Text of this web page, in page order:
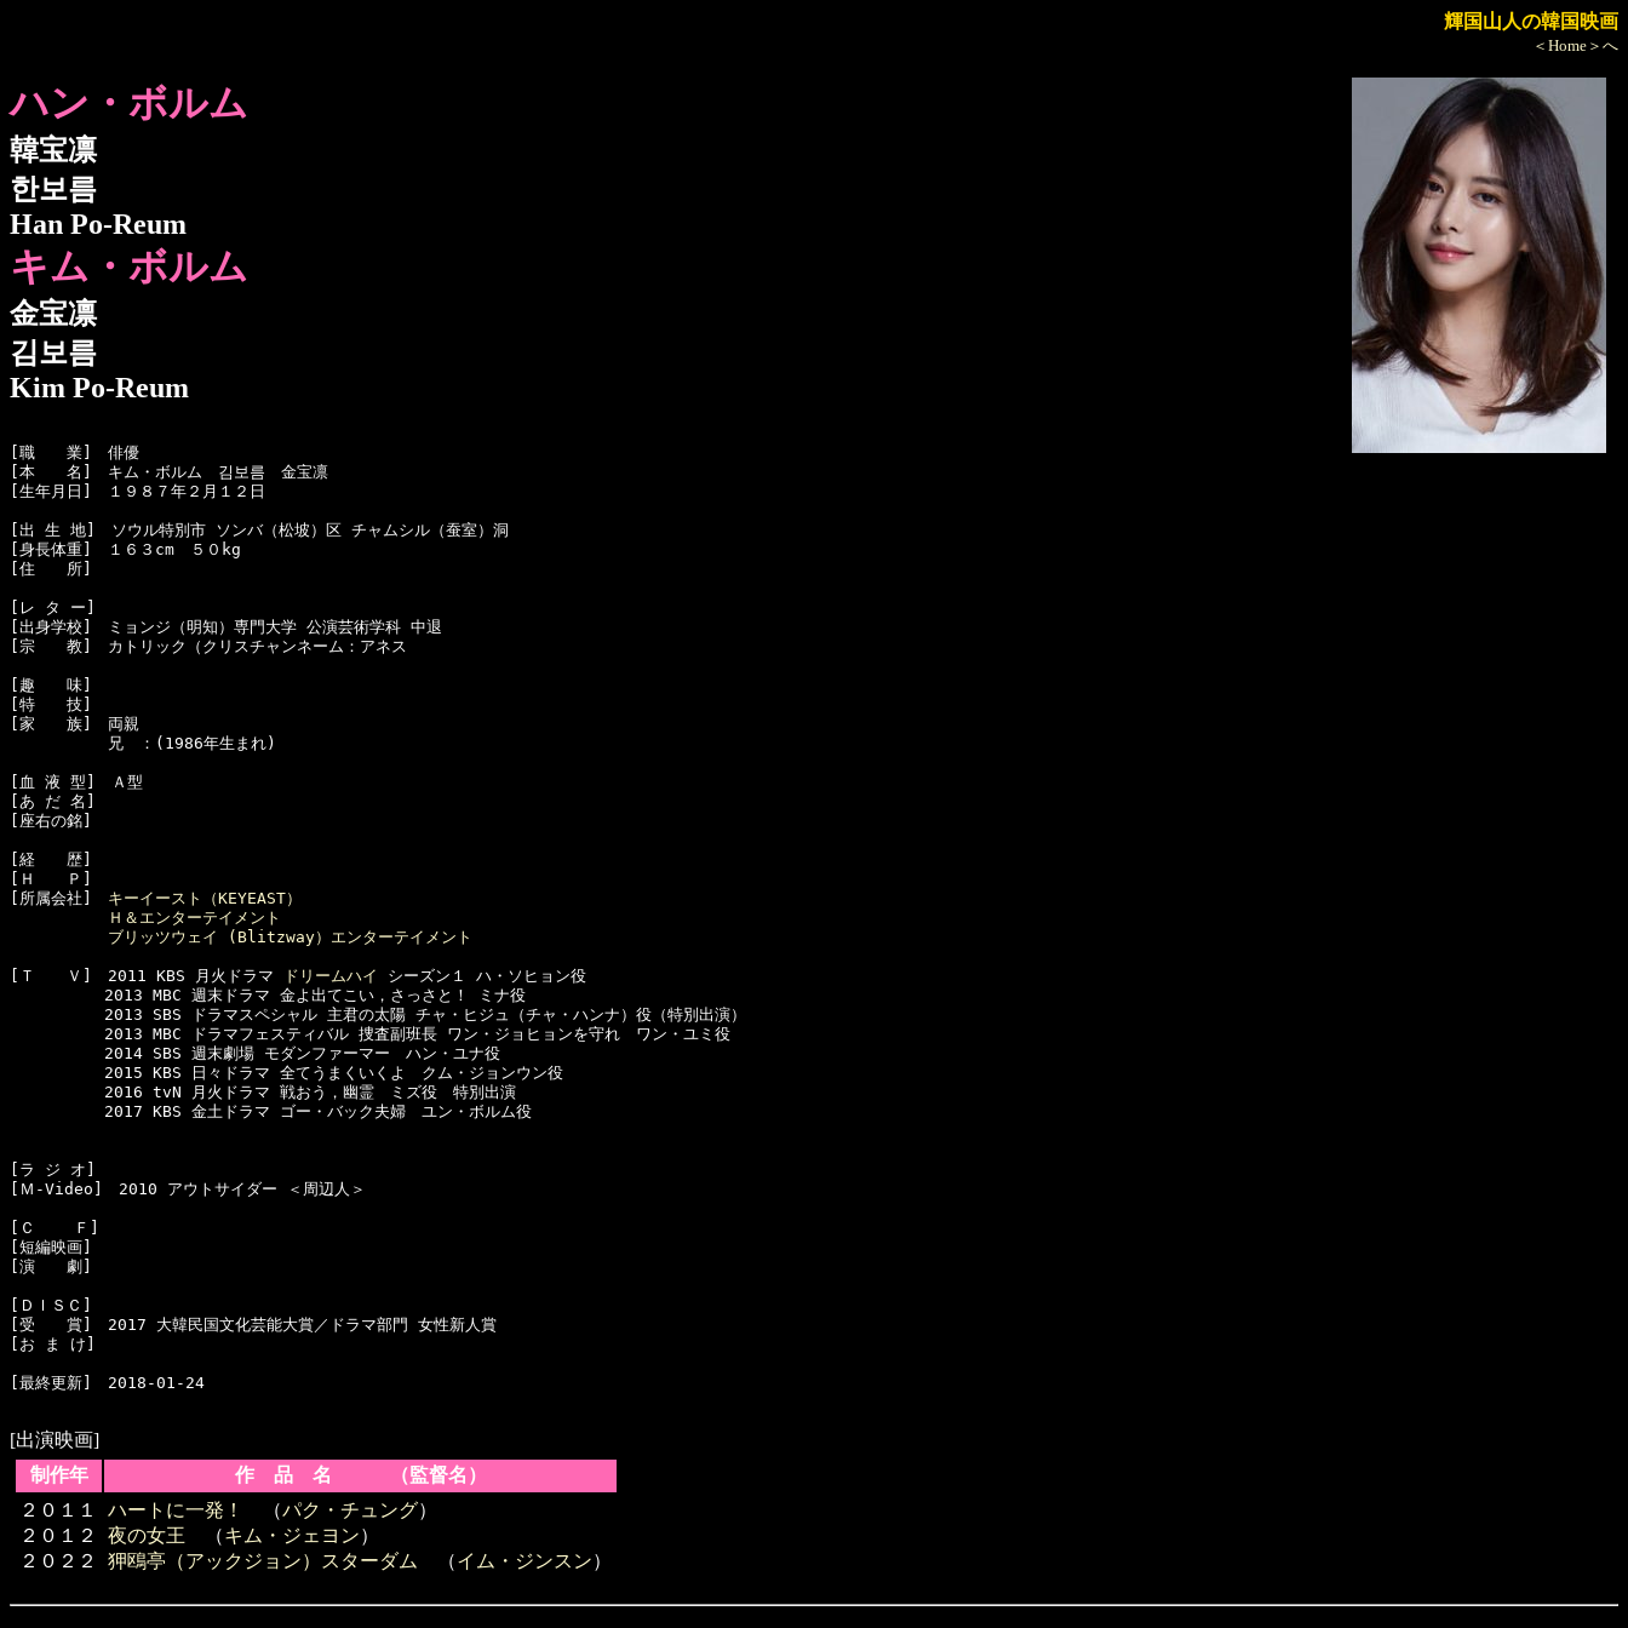
輝国山人の韓国映画
＜Home＞へ
ハン・ボルム
韓宝凛
한보름
Han Po-Reum
キム・ボルム
金宝凛
김보름
Kim Po-Reum
[職　　業]　俳優
[本　　名]　キム・ボルム　김보름　金宝凛
[生年月日]　１９８７年２月１２日
[出 生 地]　ソウル特別市 ソンバ（松坡）区 チャムシル（蚕室）洞
[身長体重]　１６３cm　５０kg
[住　　所]
[レ タ ー]
[出身学校]　ミョンジ（明知）専門大学 公演芸術学科 中退
[宗　　教]　カトリック（クリスチャンネーム：アネス
[趣　　味]
[特　　技]
[家　　族]　両親
  　　　　　兄　：(1986年生まれ)
[血 液 型]　Ａ型
[あ だ 名]
[座右の銘]
[経　　歴]
[Ｈ　　Ｐ]
[所属会社] キーイースト（KEYEAST）
Ｈ＆エンターテイメント
ブリッツウェイ (Blitzway）エンターテイメント
[Ｔ　　Ｖ]　2011 KBS 月火ドラマ ドリームハイ
シーズン１ ハ・ソヒョン役
2013 MBC 週末ドラマ 金よ出てこい，さっさと！ ミナ役
2013 SBS ドラマスペシャル 主君の太陽 チャ・ヒジュ（チャ・ハンナ）役（特別出演）
2013 MBC ドラマフェスティバル 捜査副班長 ワン・ジョヒョンを守れ　ワン・ユミ役
2014 SBS 週末劇場 モダンファーマー　ハン・ユナ役
2015 KBS 日々ドラマ 全てうまくいくよ　クム・ジョンウン役
2016 tvN 月火ドラマ 戦おう，幽霊　ミズ役　特別出演
2017 KBS 金土ドラマ ゴー・バック夫婦　ユン・ボルム役
[ラ ジ オ]
[Ｍ-Video]　2010 アウトサイダー ＜周辺人＞
[Ｃ    Ｆ]
[短編映画]
[演　　劇]
[ＤＩＳＣ]
[受　　賞]　2017 大韓民国文化芸能大賞／ドラマ部門 女性新人賞
[お ま け]
[最終更新]　2018-01-24
[出演映画]
制作年
作 品 名 （監督名）
２０１１
２０１２
２０２２
ハートに一発！ （パク・チュング）
夜の女王 （キム・ジェヨン）
狎鴎亭（アックジョン）スターダム
（イム・ジンスン）